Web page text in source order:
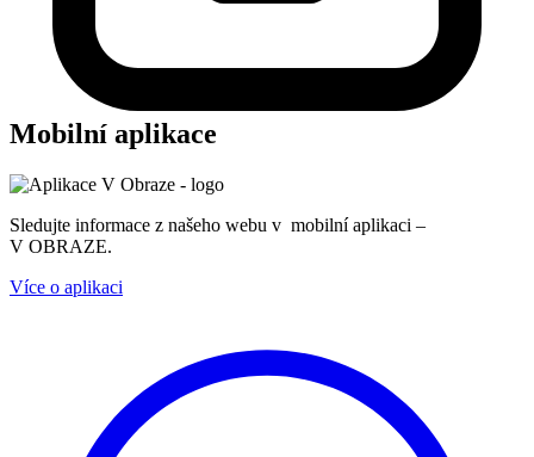
Mobilní aplikace
Sledujte informace z našeho webu v mobilní aplikaci –
V OBRAZE.
Více o aplikaci